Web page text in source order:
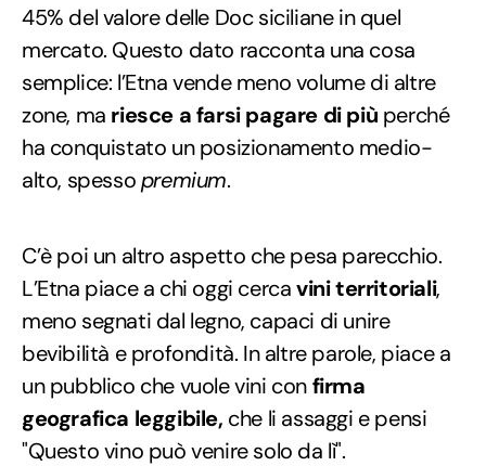
45% del valore delle Doc siciliane in quel
mercato. Questo dato racconta una cosa
semplice: l’Etna vende meno volume di altre
zone, ma riesce a farsi pagare di più perché
ha conquistato un posizionamento medio-
alto, spessopremium.
C’è poi un altro aspetto che pesa parecchio.
L’Etna piace a chi oggi cercaviniterritoriali,
meno segnati dal legno, capaci di unire
bevibilità e profondità. In altre parole, piace a
un pubblico che vuole vini confirma
geografica leggibile, che li assaggi e pensi
"Questo vino può venire solo da lì".